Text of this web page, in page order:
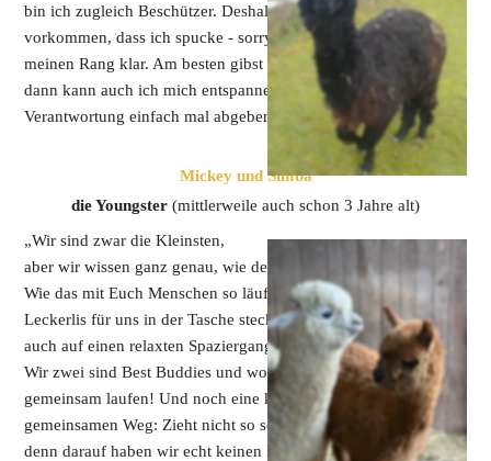
bin ich zugleich Beschützer. Deshalb kann es schon mal
vorkommen, dass ich spucke - sorry dafür! Aber so stelle ich
meinen Rang klar. Am besten gibst Du mir eine klare Führung -
dann kann auch ich mich entspannen und die ganze
Verantwortung einfach mal abgeben. Das wäre schön.“
Mickey und Simba
die Youngster (mittlerweile auch schon 3 Jahre alt)
„Wir sind zwar die Kleinsten,
aber wir wissen ganz genau, wie der Hase läuft! Oder besser:
Wie das mit Euch Menschen so läuft. Ihr habt hoffentlich genug
Leckerlis für uns in der Tasche stecken; dann freuen wir uns
auch auf einen relaxten Spaziergang mit Euch. Aber denkt dran:
Wir zwei sind Best Buddies und wollen deshalb auch immer
gemeinsam laufen! Und noch eine kleine Bitte für unseren
gemeinsamen Weg: Zieht nicht so sehr an unseren Führstricken,
denn darauf haben wir echt keinen Bock!“